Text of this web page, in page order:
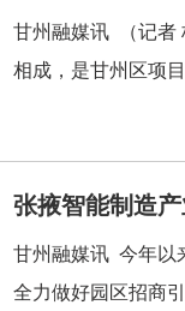
甘州融媒讯 （记者
相成，是甘州区项
张掖智能制造
甘州融媒讯 今年以
全力做好园区招商